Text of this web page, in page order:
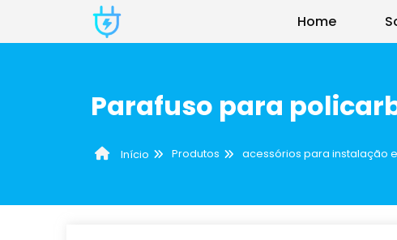
Home
Parafuso para
Início Produtos acessórios para instalação